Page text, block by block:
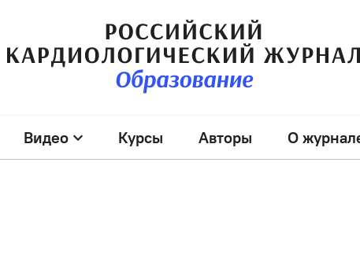
Видео Курсы Авторы О